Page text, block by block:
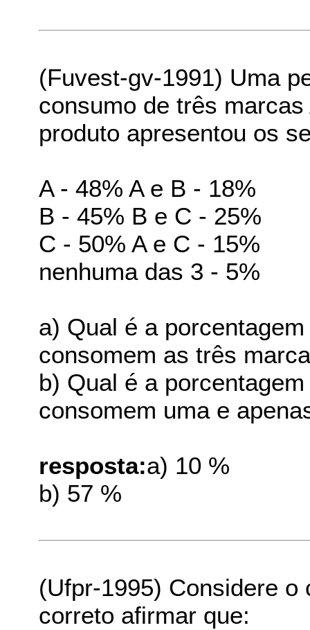
(Fuvest-gv-1991) Uma
consumo de três
produto apresentou os
A - 48% A e B - 18%
B - 45% B e C - 25%
C - 50% A e C - 15%
nenhuma das 3 - 5%
a) Qual é a
consomem as três
b) Qual é a
consomem uma e
resposta:a) 10 %
b) 57 %
(Ufpr-1995) Considere
correto afirmar que: